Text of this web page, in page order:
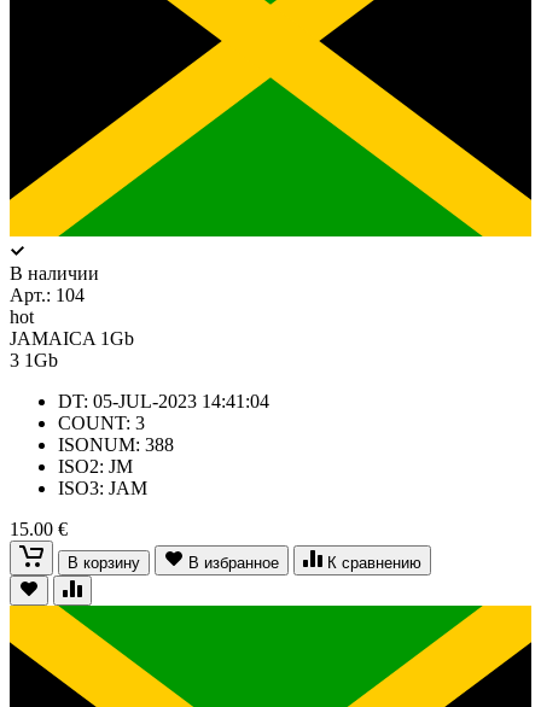
В наличии
Арт.: 104
hot
JAMAICA 1Gb
3 1Gb
DT: 05-JUL-2023 14:41:04
COUNT: 3
ISONUM: 388
ISO2: JM
ISO3: JAM
15.00 €
В корзину В избранное К сравнению